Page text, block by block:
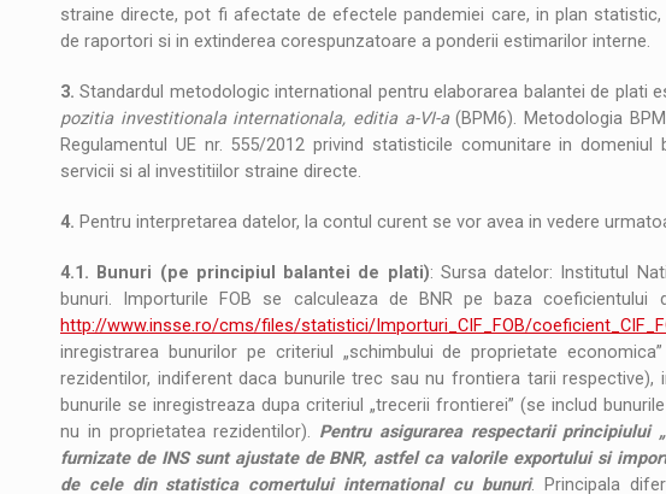
straine directe, pot fi afectate de efectele pandemiei care, in plan
de raportori si in extinderea corespunzatoare a ponderii estimarilor interne.
3. Standardul metodologic international pentru elaborarea balantei de plati
pozitia investitionala internationala, editia a-VI-a(BPM6). Metodologia
Regulamentul UE nr. 555/2012 privind statisticile comunitare in
servicii si al investitiilor straine directe.
4. Pentru interpretarea datelor, la contul curent se vor avea in vedere
4.1. Bunuri (pe principiul balantei de plati): Sursa datelor: Institutul
bunuri. Importurile FOB se calculeaza de BNR pe baza coeficientului
http://www.insse.ro/cms/files/statistici/Importuri_CIF_FOB/
inregistrarea bunurilor pe criteriul „schimbului de proprietate
rezidentilor, indiferent daca bunurile trec sau nu frontiera tarii
bunurile se inregistreaza dupa criteriul „trecerii frontierei” (se includ
nu in proprietatea rezidentilor). Pentru asigurarea respectarii principiului
furnizate de INS sunt ajustate de BNR, astfel ca valorile exportului si
de cele din statistica comertului international cu bunuri. Principala